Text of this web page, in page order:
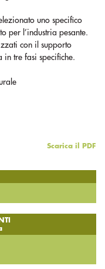
uno specifico
per l’industria pesante.
con il supporto
in tre fasi specifiche.
Scarica il PDF